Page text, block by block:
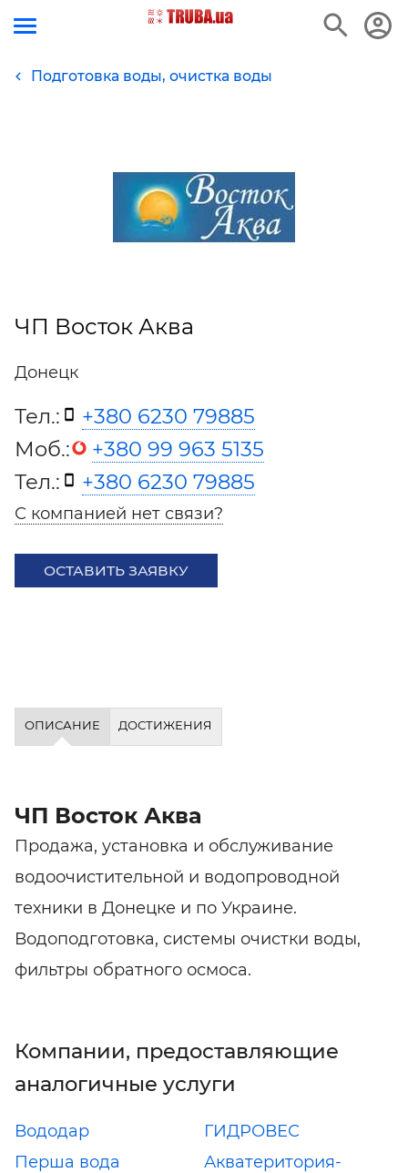
Подготовка воды, очистка воды
ЧП Восток Аква
Донецк
Тел.:
+380 6230 79885
Моб.:
+380 99 963 5135
Тел.:
+380 6230 79885
С компанией нет связи?
ОСТАВИТЬ ЗАЯВКУ
ОПИСАНИЕ ДОСТИЖЕНИЯ
ЧП Восток Аква
Продажа, установка и обслуживание
водоочистительной и водопроводной
техники в Донецке и по Украине.
Водоподготовка, системы очистки воды,
фильтры обратного осмоса.
Компании, предоставляющие
аналогичные услуги
Вододар
ГИДРОВЕС
Перша вода
Акватеритория-